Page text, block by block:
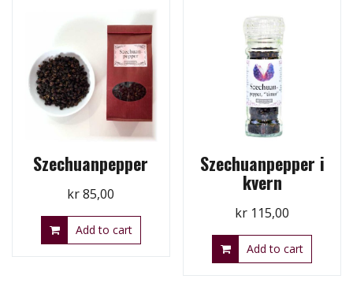
Szechuanpepper
kr85,00
Add to cart
Szechuanpepper i
kvern
kr 115,00
Add to cart